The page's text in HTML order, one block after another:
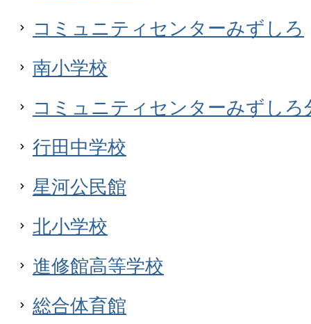
コミュニティセンターみずしろ
南小学校
コミュニティセンターみずしろ
行田中学校
星河公民館
北小学校
進修館高等学校
総合体育館